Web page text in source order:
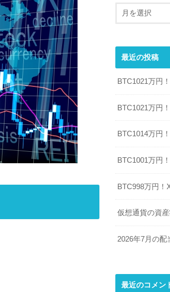
最近の投稿
BTC1021万円
BTC1021万円
BTC1014万円
BTC1001万円
BTC998万円！
仮想通貨の資
2026年7月の配
最近のコメン